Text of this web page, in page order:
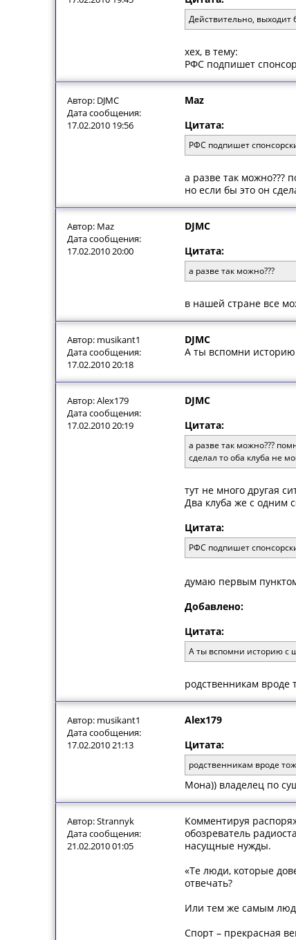
Действительно, выходит
хех, в тему:
РФС подпишет
Автор: DJMC
Дата сообщения:
17.02.2010 19:56
Maz
Цитата:
РФС подпишет
а разве так можно???
но если бы это он
Автор: Maz
Дата сообщения:
17.02.2010 20:00
DJMC
Цитата:
а разве так можно???
в нашей стране все
Автор: musikant1
Дата сообщения:
17.02.2010 20:18
DJMC
А ты вспомни историю
Автор: Alex179
Дата сообщения:
17.02.2010 20:19
DJMC
Цитата:
а разве так можно???
сделал то оба клуба не
тут не много другая
Два клуба же с одним
Цитата:
РФС подпишет
думаю первым
Добавлено:
Цитата:
А ты вспомни историю с
родственникам вроде
Автор: musikant1
Дата сообщения:
17.02.2010 21:13
Alex179
Цитата:
родственникам вроде
Мона)) владелец по
Автор: Strannyk
Дата сообщения:
21.02.2010 01:05
Комментируя
обозреватель
насущные нужды.
«Те люди, которые
отвечать?
Или тем же самым
Спорт – прекрасная